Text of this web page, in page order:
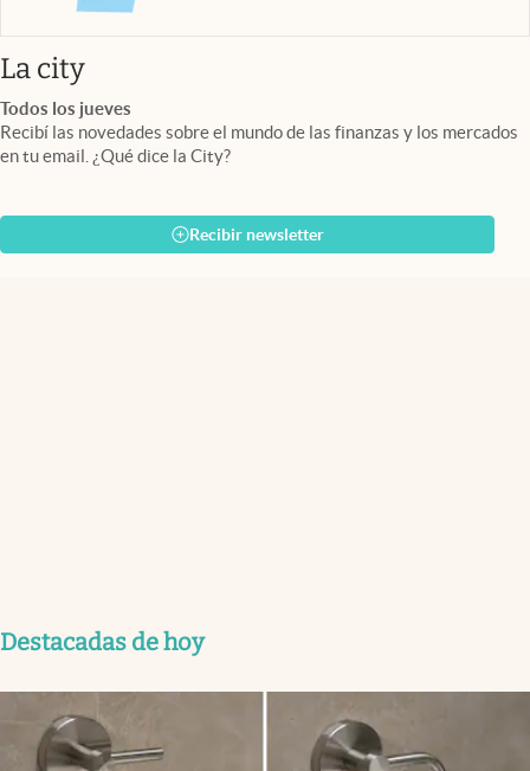
La cityabre en nueva pestaña
Todos los jueves
Recibí las novedades sobre el mundo de las finanzas y los mercados
en tu email. ¿Qué dice la City?
Recibir newsletter
Destacadas de hoy